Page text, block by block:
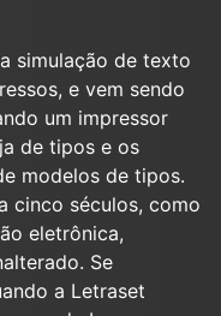
simulação de texto
e vem sendo
um impressor
de tipos e os
modelos de tipos.
cinco séculos, como
eletrônica,
Se
a Letraset